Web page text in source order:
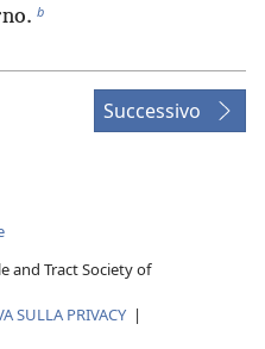
b
Successivo
and Tract Society of
SULLA PRIVACY |